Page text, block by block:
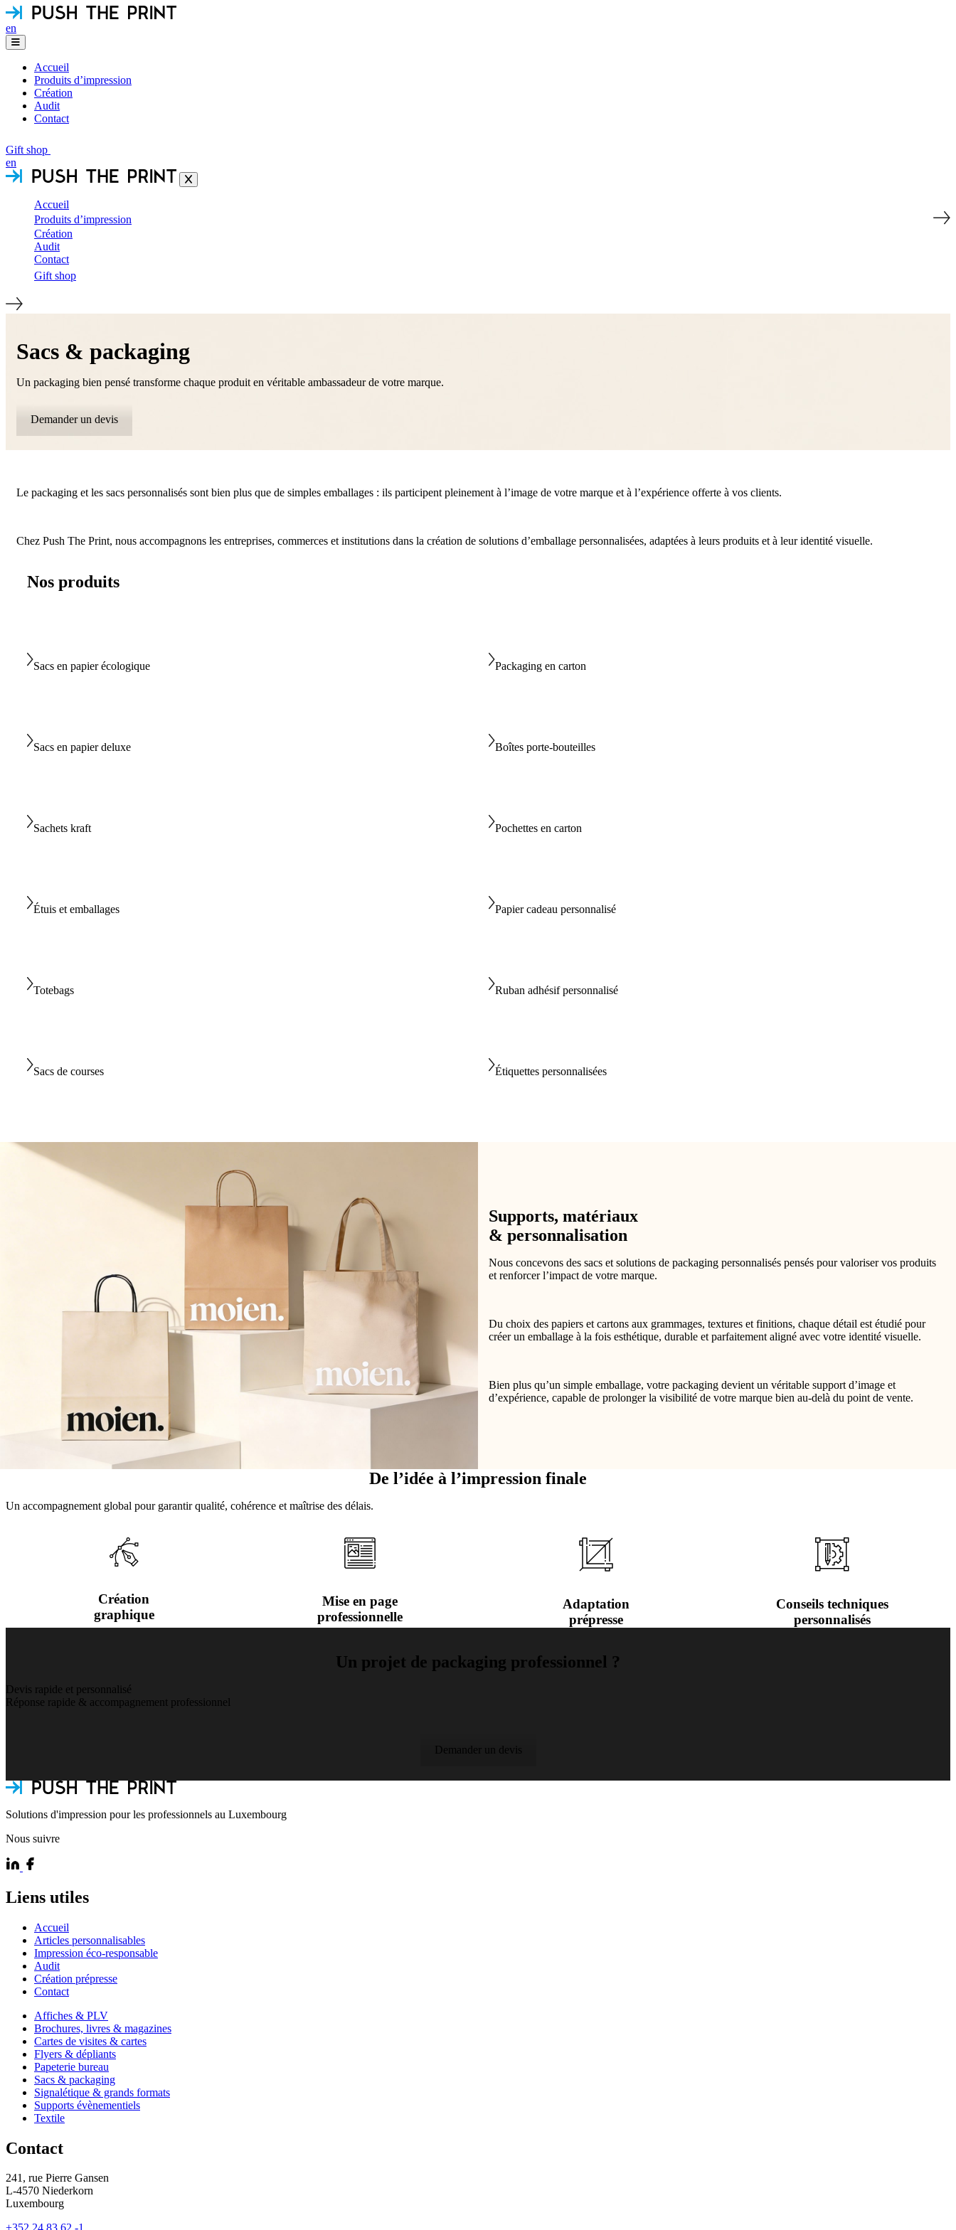
en
Accueil
Produits d’impression
Création
Audit
Contact
Gift shop
en
Accueil
Produits d’impression
Création
Audit
Contact
Gift shop
Sacs & packaging
Un packaging bien pensé transforme chaque produit en véritable ambassadeur de votre marque.
Demander un devis
Le packaging et les sacs personnalisés sont bien plus que de simples emballages : ils participent pleinement à l’image de votre marque et à l’expérience offerte à vos clients.
Chez Push The Print, nous accompagnons les entreprises, commerces et institutions dans la création de solutions d’emballage personnalisées, adaptées à leurs produits et à leur identité visuelle.
Nos produits
Sacs en papier écologique Packaging en carton
Sacs en papier deluxe Boîtes porte-bouteilles
Sachets kraft Pochettes en carton
Étuis et emballages Papier cadeau personnalisé
Totebags Ruban adhésif personnalisé
Sacs de courses Étiquettes personnalisées
Supports, matériaux
& personnalisation
Nous concevons des sacs et solutions de packaging personnalisés pensés pour valoriser vos produits
et renforcer l’impact de votre marque.
Du choix des papiers et cartons aux grammages, textures et finitions, chaque détail est étudié pour
créer un emballage à la fois esthétique, durable et parfaitement aligné avec votre identité visuelle.
Bien plus qu’un simple emballage, votre packaging devient un véritable support d’image et
d’expérience, capable de prolonger la visibilité de votre marque bien au-delà du point de vente.
De l’idée à l’impression finale
Un accompagnement global pour garantir qualité, cohérence et maîtrise des délais.
Création
graphique
Mise en page
professionnelle
Adaptation
prépresse
Conseils techniques
personnalisés
Un projet de packaging professionnel ?
Devis rapide et personnalisé
Réponse rapide & accompagnement professionnel
Demander un devis
Solutions d'impression pour les professionnels au Luxembourg
Nous suivre
Liens utiles
Accueil
Articles personnalisables
Impression éco-responsable
Audit
Création prépresse
Contact
Affiches & PLV
Brochures, livres & magazines
Cartes de visites & cartes
Flyers & dépliants
Papeterie bureau
Sacs & packaging
Signalétique & grands formats
Supports évènementiels
Textile
Contact
241, rue Pierre Gansen
L-4570 Niederkorn
Luxembourg